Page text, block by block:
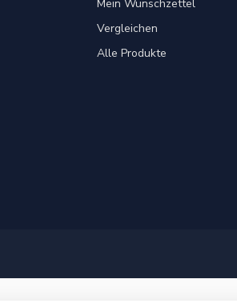
Mein Wunschzettel
Vergleichen
Alle Produkte